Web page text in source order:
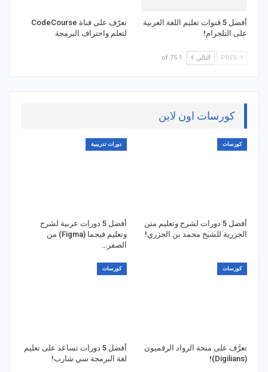
أفضل 5 قنوات تعليم اللغة العربية
على التلجرام!
تعرّف على قناة CodeCourse
لتعلم واحتراف البرمجة
التالي 1 of 75
كورسات اون لاين
كورسات
أفضل 5 دورات لشرح وتعليم متن
الجزرية للشيخ محمد بن الجزري!
دورات تدريبية
أفضل 5 دورات عربية لشرح
وتعليم فيجما (Figma) من
الصفر…
كورسات
تعرَّف على منحة الرواد الرقميون
(Digilians)!
كورسات
أفضل 5 دورات تساعد على تعليم
لغة البرمجة سي شارب!